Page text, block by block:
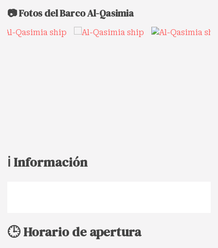
📷 Fotos del Barco Al-Qasimia
ℹ️ Información
🕒 Horario de apertura